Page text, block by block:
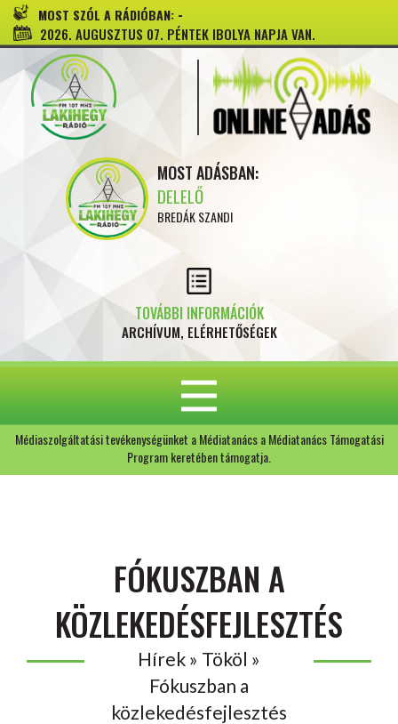
MOST SZÓL A RÁDIÓBAN: -
2026. AUGUSZTUS 07. PÉNTEK IBOLYA NAPJA VAN.
MOST ADÁSBAN:
DELELŐ
BREDÁK SZANDI
TOVÁBBI INFORMÁCIÓK
ARCHÍVUM, ELÉRHETŐSÉGEK
Médiaszolgáltatási tevékenységünket a Médiatanács a Médiatanács Támogatási
Program keretében támogatja.
FÓKUSZBAN A
KÖZLEKEDÉSFEJLESZTÉS
Hírek » Tököl »
Fókuszban a
közlekedésfejlesztés